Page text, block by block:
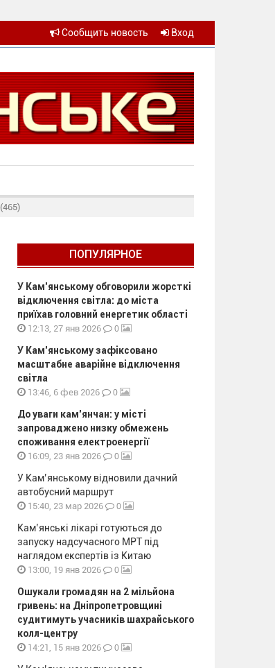
Сообщить новость Вход
(465)
ПОПУЛЯРНОЕ
У Кам’янському обговорили жорсткі
відключення світла: до міста
приїхав головний енергетик області
12:13, 27 янв 2026 0
У Кам’янському зафіксовано
масштабне аварійне відключення
світла
13:46, 6 фев 2026 0
До уваги кам’янчан: у місті
запроваджено низку обмежень
споживання електроенергії
16:09, 23 янв 2026 0
У Кам’янському відновили дачний
автобусний маршрут
15:40, 23 мар 2026 0
Кам’янські лікарі готуються до
запуску надсучасного МРТ під
наглядом експертів із Китаю
13:00, 19 янв 2026 0
Ошукали громадян на 2 мільйона
гривень: на Дніпропетровщині
судитимуть учасників шахрайського
колл-центру
14:21, 15 янв 2026 0